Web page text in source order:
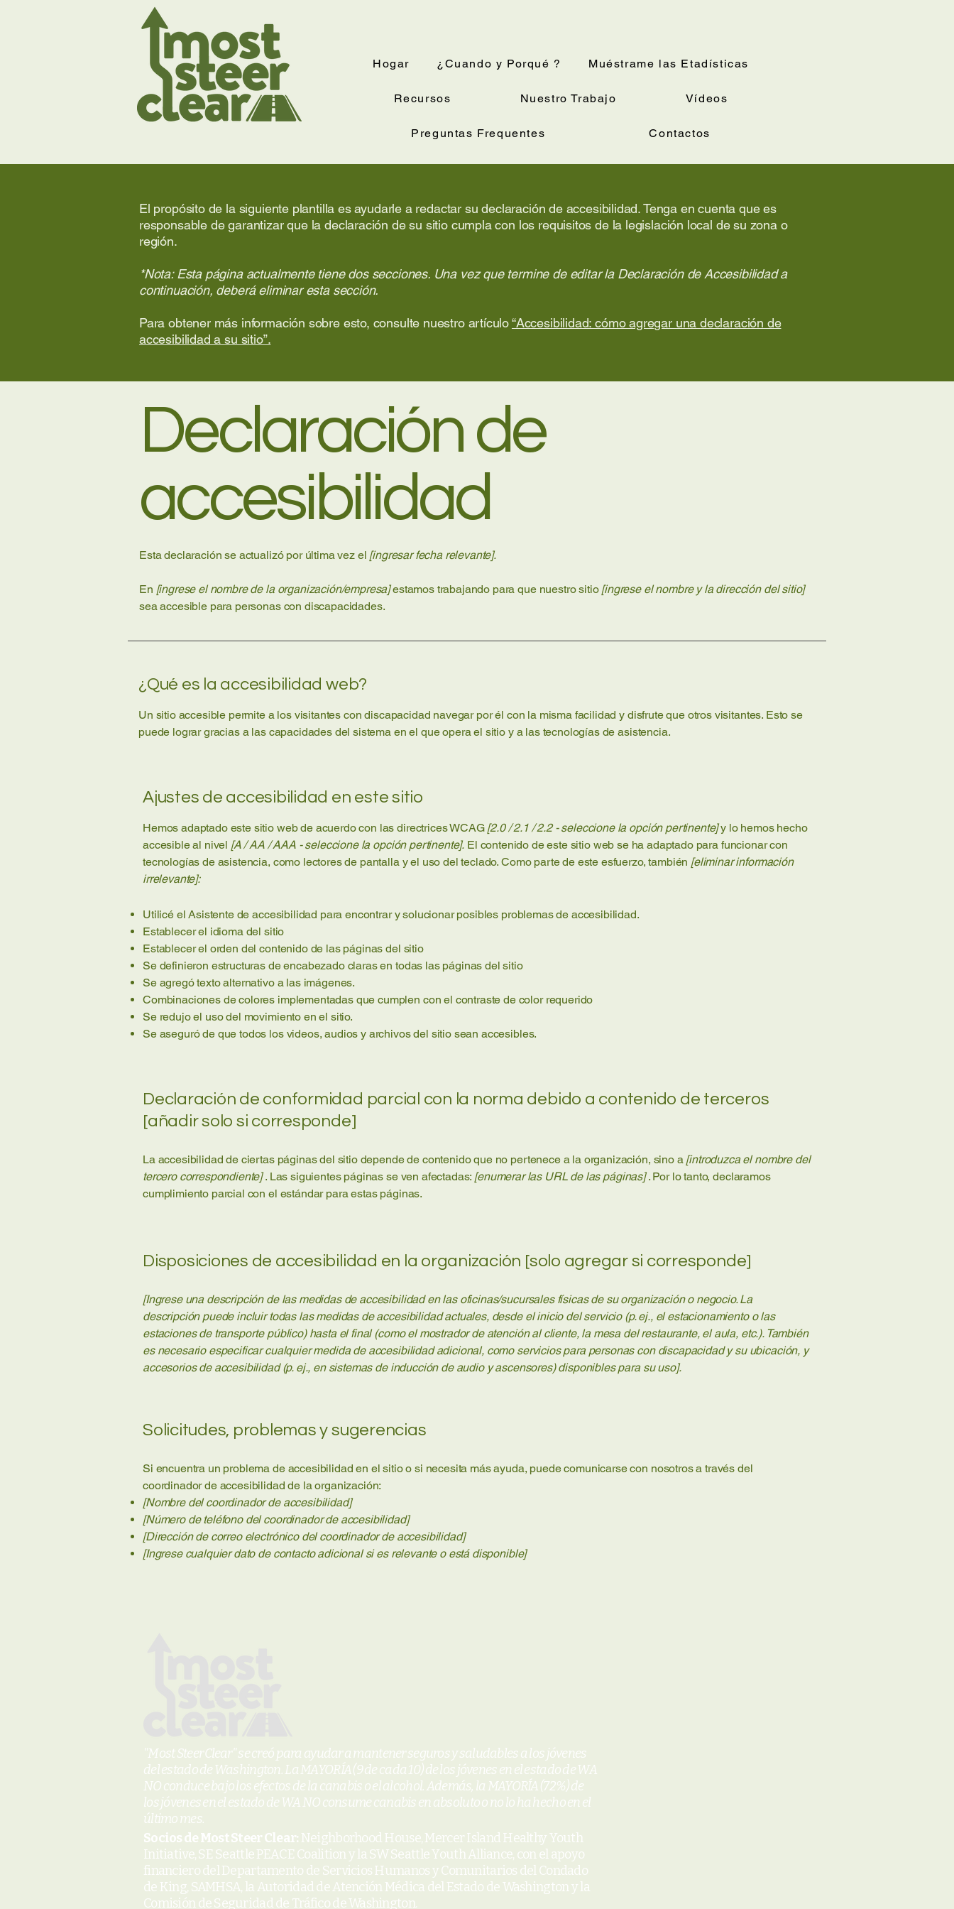
Hogar ¿Cuando y Porqué ? Muéstrame las Etadísticas
Recursos Nuestro Trabajo Vídeos
Preguntas Frequentes Contactos
El propósito de la siguiente plantilla es ayudarle a redactar su declaración de accesibilidad. Tenga en cuenta que es
responsable de garantizar que la declaración de su sitio cumpla con los requisitos de la legislación local de su zona o
región.
*Nota: Esta página actualmente tiene dos secciones. Una vez que termine de editar la Declaración de Accesibilidad a
continuación, deberá eliminar esta sección.
Para obtener más información sobre esto, consulte nuestro artículo“Accesibilidad: cómo agregar una declaración de
accesibilidad a su sitio”.
Declaración de
accesibilidad
Esta declaración se actualizó por última vez el [ingresar fecha relevante].
En [ingrese el nombre de la organización/empresa]estamos trabajando para que nuestro sitio [ingrese el nombre y la dirección del sitio]
sea accesible para personas con discapacidades.
¿Qué es la accesibilidad web?
Un sitio accesible permite a los visitantes con discapacidad navegar por él con la misma facilidad y disfrute que otros visitantes. Esto se
puede lograr gracias a las capacidades del sistema en el que opera el sitio y a las tecnologías de asistencia.
Ajustes de accesibilidad en este sitio
Hemos adaptado este sitio web de acuerdo con las directrices WCAG [2.0 / 2.1 / 2.2 - seleccione la opción pertinente]y lo hemos hecho
accesible al nivel [A / AA / AAA - seleccione la opción pertinente]. El contenido de este sitio web se ha adaptado para funcionar con
tecnologías de asistencia, como lectores de pantalla y el uso del teclado. Como parte de este esfuerzo, también [eliminar información
irrelevante]:
Utilicé el Asistente de accesibilidad para encontrar y solucionar posibles problemas de accesibilidad.
Establecer el idioma del sitio
Establecer el orden del contenido de las páginas del sitio
Se definieron estructuras de encabezado claras en todas las páginas del sitio
Se agregó texto alternativo a las imágenes.
Combinaciones de colores implementadas que cumplen con el contraste de color requerido
Se redujo el uso del movimiento en el sitio.
Se aseguró de que todos los videos, audios y archivos del sitio sean accesibles.
Declaración de conformidad parcial con la norma debido a contenido de terceros
[añadir solo si corresponde]
La accesibilidad de ciertas páginas del sitio depende de contenido que no pertenece a la organización, sino a [introduzca el nombre del
tercero correspondiente]. Las siguientes páginas se ven afectadas: [enumerar las URL de las páginas]. Por lo tanto, declaramos
cumplimiento parcial con el estándar para estas páginas.
Disposiciones de accesibilidad en la organización [solo agregar si corresponde]
[Ingrese una descripción de las medidas de accesibilidad en las oficinas/sucursales físicas de su organización o negocio. La
descripción puede incluir todas las medidas de accesibilidad actuales, desde el inicio del servicio (p. ej., el estacionamiento o las
estaciones de transporte público) hasta el final (como el mostrador de atención al cliente, la mesa del restaurante, el aula, etc.). También
es necesario especificar cualquier medida de accesibilidad adicional, como servicios para personas con discapacidad y su ubicación, y
accesorios de accesibilidad (p. ej., en sistemas de inducción de audio y ascensores) disponibles para su uso].
Solicitudes, problemas y sugerencias
Si encuentra un problema de accesibilidad en el sitio o si necesita más ayuda, puede comunicarse con nosotros a través del
coordinador de accesibilidad de la organización:
[Nombre del coordinador de accesibilidad]
[Número de teléfono del coordinador de accesibilidad]
[Dirección de correo electrónico del coordinador de accesibilidad]
[Ingrese cualquier dato de contacto adicional si es relevante o está disponible]
"Most Steer Clear" se creó para ayudar a mantener seguros y saludables a los jóvenes
del estado de Washington. La MAYORÍA (9 de cada 10) de los jóvenes en el estado de WA
NO conduce bajo los efectos de la canabis o el alcohol. Además, la MAYORÍA (72%) de
los jóvenes en el estado de WA NO consume canabis en absoluto o no lo ha hecho en el
último mes.
Socios de Most Steer Clear: Neighborhood House, Mercer Island Healthy Youth
Initiative, SE Seattle PEACE Coalition y la SW Seattle Youth Alliance, con el apoyo
financiero del Departamento de Servicios Humanos y Comunitarios del Condado
de King, SAMHSA, la Autoridad de Atención Médica del Estado de Washington y la
Comisión de Seguridad de Tráfico de Washington.